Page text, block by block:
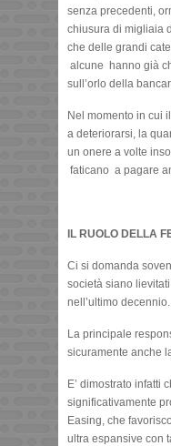
senza precedenti,
chiusura di migliaia
che delle grandi
alcune hanno già
sull’orlo della
Nel momento in cui
a deteriorarsi, la
un onere a volte
faticano a pagare
IL RUOLO DELLA
Ci si domanda
società siano
nell’ultimo decennio.
La principale
sicuramente anche
E’ dimostrato infatti
significativamente
Easing, che
ultra espansive con